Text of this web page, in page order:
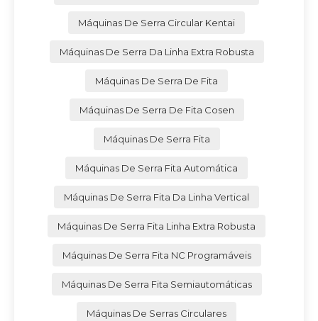
Máquinas De Serra Circular Kentai
Máquinas De Serra Da Linha Extra Robusta
Máquinas De Serra De Fita
Máquinas De Serra De Fita Cosen
Máquinas De Serra Fita
Máquinas De Serra Fita Automática
Máquinas De Serra Fita Da Linha Vertical
Máquinas De Serra Fita Linha Extra Robusta
Máquinas De Serra Fita NC Programáveis
Máquinas De Serra Fita Semiautomáticas
Máquinas De Serras Circulares